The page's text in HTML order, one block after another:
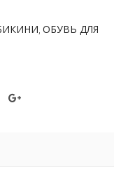
ОБУВЬ ДЛЯ